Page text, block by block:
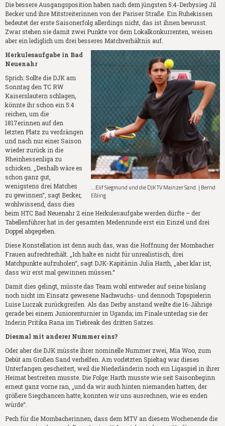
Die bessere Ausgangsposition haben nach dem jüngsten 5:4-Derbysieg Jil
Becker und ihre Mitstreiterinnen von der Pariser Straße. Ein Ruhekissen
bedeutet der erste Saisonerfolg allerdings nicht, das ist ihnen bewusst.
Zwar stehen sie damit zwei Punkte vor dem Lokalkonkurrenten, weisen
aber ein lediglich um drei besseres Matchverhältnis auf.
...Elif Siegmund und die DJK TV Mainzer Sand. | Bernd
Eßling
Herkulesaufgabe in Bad
Neuenahr
Sprich: Sollte die DJK am
Sonntag den TC RW
Kaiserslautern schlagen,
könnte ihr schon ein 5:4
reichen, um die
1817erinnen auf den
letzten Platz zu verdrängen
und nach nur einer Saison
wieder zurück in die
Rheinhessenliga zu
schicken. „Deshalb wäre es
schon ganz gut,
wenigstens drei Matches
zu gewinnen“, sagt Becker,
wohlwissend, dass dies
beim HTC Bad Neuenahr 2 eine Herkulesaufgabe werden dürfte – der
Tabellenführer hat in der gesamten Medenrunde erst ein Einzel und drei
Doppel abgegeben.
Diese Konstellation ist denn auch das, was die Hoffnung der Mombacher
Frauen aufrechterhält. „Ich halte es nicht für unrealistisch, drei
Matchpunkte aufzuholen“, sagt DJK-Kapitänin Julia Harth, „aber klar ist,
dass wir erst mal gewinnen müssen.“
Damit dies gelingt, müsste das Team wohl entweder auf seine bislang
noch nicht im Einsatz gewesene Nachwuchs- und dennoch Topspielerin
Luise Luczak zurückgreifen. Als das Derby anstand weilte die 16-Jährige
gerade bei einem Juniorenturnier in Uganda; im Finale unterlag sie der
Inderin Pritika Rana im Tiebreak des dritten Satzes.
Diesmal mit anderer Nummer eins?
Oder aber die DJK müsste ihrer nominelle Nummer zwei, Mia Woo, zum
Debüt am Großen Sand verhelfen. Am vorletzten Spieltag war dieses
Unterfangen gescheitert, weil die Niederländerin noch ein Ligaspiel in ihrer
Heimat bestreiten musste. Die Folge: Harth musste wie seit Saisonbeginn
erneut ganz vorne ran, „und da wir auch hinten niemanden hatten, der
größere Siegchancen hatte, konnten wir uns ausrechnen, wie es enden
würde“.
Pech für die Mombacherinnen, dass dem MTV an diesem Wochenende die